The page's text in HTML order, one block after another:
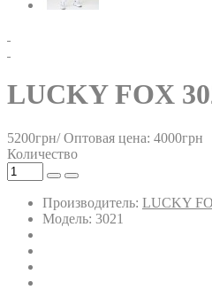
LUCKY FOX
5200грн/ Оптовая цена: 4000грн
Количество
Производитель: LUCKY
Модель: 3021